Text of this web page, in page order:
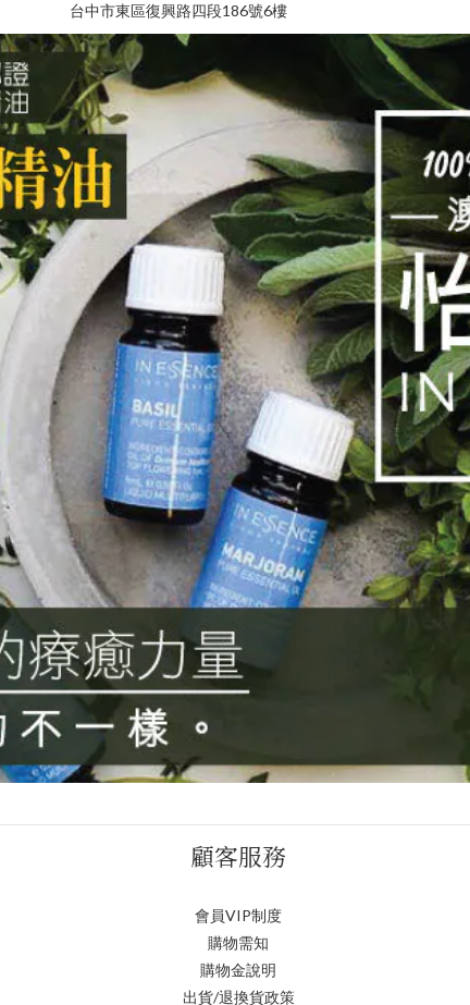
台中市東區復興路四段186號6樓
顧客服務
會員VIP制度
購物需知
購物金說明
出貨/退換貨政策